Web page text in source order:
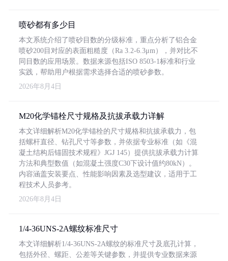
喷砂都有多少目
本文系统介绍了喷砂目数的分级标准，重点分析了铝合金
喷砂200目对应的表面粗糙度（Ra 3.2-6.3μm），并对比不
同目数的应用场景。数据来源包括ISO 8503-1标准和行业
实践，帮助用户根据需求选择合适的喷砂参数。
2026年8月4日
M20化学锚栓尺寸规格及抗拔承载力详解
本文详细解析M20化学锚栓的尺寸规格和抗拔承载力，包
括螺杆直径、钻孔尺寸等参数，并依据专业标准（如《混
凝土结构后锚固技术规程》JGJ 145）提供抗拔承载力计算
方法和典型数值（如混凝土强度C30下设计值约80kN）。
内容涵盖安装要点、性能影响因素及选型建议，适用于工
程技术人员参考。
2026年8月4日
1/4-36UNS-2A螺纹标准尺寸
本文详细解析1/4-36UNS-2A螺纹的标准尺寸及底孔计算，
包括外径、螺距、公差等关键参数，并提供专业数据来源